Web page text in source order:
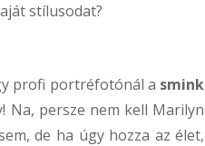
stílusodat?
profi portréfotónál a smink
Na, persze nem kell Marilyn
de ha úgy hozza az élet,